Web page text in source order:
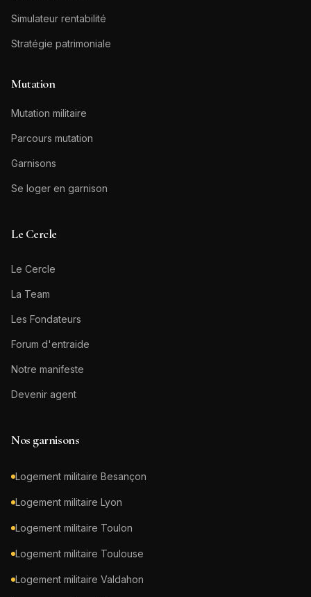
Simulateur rentabilité
Stratégie patrimoniale
Mutation
Mutation militaire
Parcours mutation
Garnisons
Se loger en garnison
Le Cercle
Le Cercle
La Team
Les Fondateurs
Forum d'entraide
Notre manifeste
Devenir agent
Nos garnisons
Logement militaire Besançon
Logement militaire Lyon
Logement militaire Toulon
Logement militaire Toulouse
Logement militaire Valdahon